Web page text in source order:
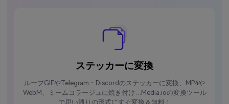
ステッカーに変換
ループGIFやTelegram・Discordのステッカーに変換、MP4や
WebM、ミームコラージュに焼き付け…Media.ioの変換ツール
で思い通りの形式にすぐ変換＆無料！